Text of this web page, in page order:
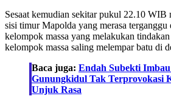
Sesaat kemudian sekitar pukul 22.10 WIB
sisi timur Mapolda yang merasa terganggu
kelompok massa yang melakukan
kelompok massa saling melempar batu di
Baca juga: Endah Subekti
Gunungkidul Tak Terprovokasi
Unjuk Rasa